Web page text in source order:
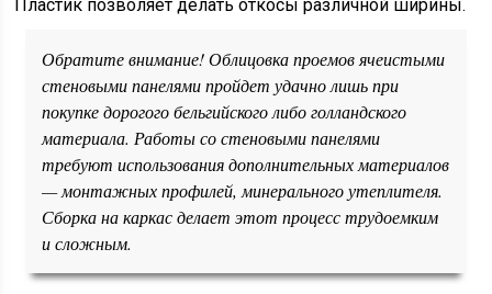
Пластик позволяет делать откосы различной ширины.
Обратите внимание! Облицовка проемов ячеистыми
стеновыми панелями пройдет удачно лишь при
покупке дорогого бельгийского либо голландского
материала. Работы со стеновыми панелями
требуют использования дополнительных материалов
— монтажных профилей, минерального утеплителя.
Сборка на каркас делает этот процесс трудоемким
и сложным.